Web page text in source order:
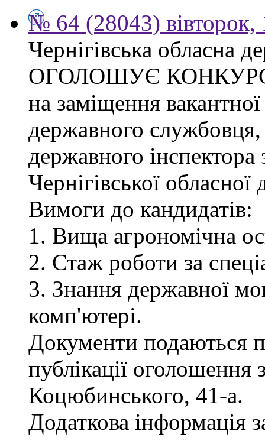
№ 64 (28043) вівторок,
Чернігівська обласна
ОГОЛОШУЄ
на заміщення
державного
державного інспектора
Чернігівської обласної
Вимоги до кандидатів:
1. Вища агрономічна
2. Стаж роботи за
3. Знання державної
комп'ютері.
Документи подаються
публікації оголошення
Коцюбинського, 41-а.
Додаткова інформація